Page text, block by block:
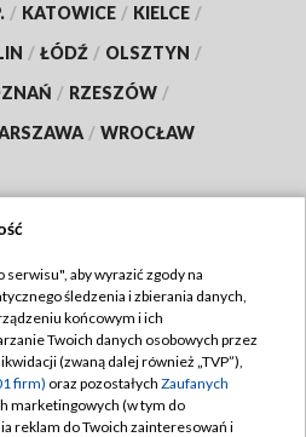
/ KATOWICE / KIELCE /
/ ŁÓDŹ / OLSZTYN /
/ RZESZÓW /
/ WROCŁAW
TVP
TVP
prywatności
zgody
aby wyrazić zgody na
śledzenia i zbierania danych,
końcowym i ich
Twoich danych osobowych przez
(zwaną dalej również „TVP”),
firm) oraz pozostałych Zaufanych
marketingowych (w tym do
reklam do Twoich zainteresowań i